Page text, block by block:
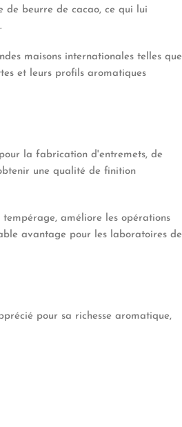
de beurre de cacao, ce qui lui
maisons internationales telles que
et leurs profils aromatiques
la fabrication d'entremets, de
une qualité de finition
améliore les opérations
avantage pour les laboratoires de
pour sa richesse aromatique,